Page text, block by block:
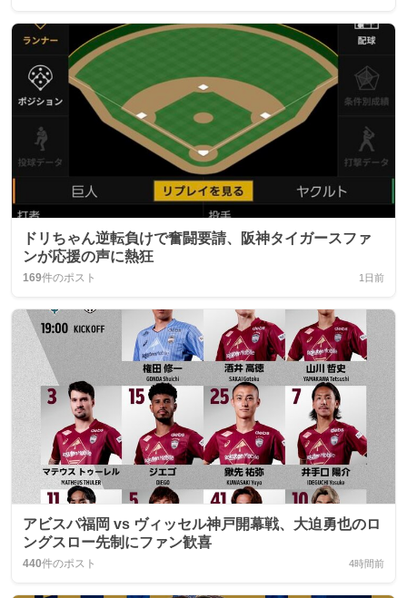
ドリちゃん逆転負けで奮闘要請、阪神タイガースファ
ンが応援の声に熱狂
169件のポスト 1日前
アビスパ福岡 vs ヴィッセル神戸開幕戦、大迫勇也のロ
ングスロー先制にファン歓喜
440件のポスト 4時間前